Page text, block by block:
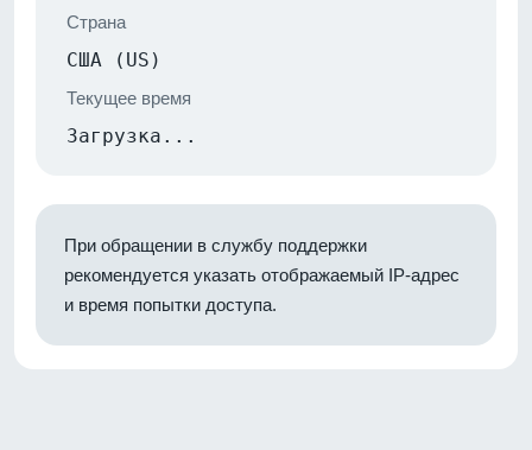
Страна
США (US)
Текущее время
Загрузка...
При обращении в службу поддержки
рекомендуется указать отображаемый IP-адрес
и время попытки доступа.